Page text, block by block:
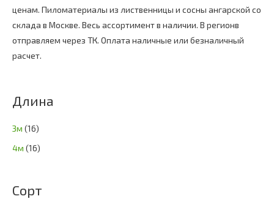
Длина
3м (16)
4м (16)
Сорт
ценам. Пиломатериалы из лиственницы и сосны ангарской со
склада в Москве. Весь ассортимент в наличии. В регионв
отправляем через ТК. Оплата наличные или безналичный
расчет.